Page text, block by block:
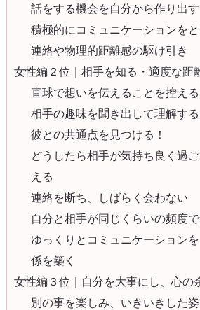
話をする機会を自分から作り出す
積極的にコミュニケーションを
連絡や物理的距離感の駆け引き
女性編２位｜相手を知る・適度な距
直球で想いを伝えることを控える
相手の趣味を聞き出して理解す
彼との共通点を見つける！
どうしたら相手が気持ち良く過
える
連絡を断ち、しばらく会わない
自分と相手が同じくらいの頻度
ゆっくりとコミュニケーション
係を築く
女性編３位｜自分を大事にし、心の
別の事を楽しみ、いきいきした